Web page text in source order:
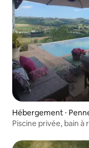
Hébergement ⋅
Piscine privée, bain